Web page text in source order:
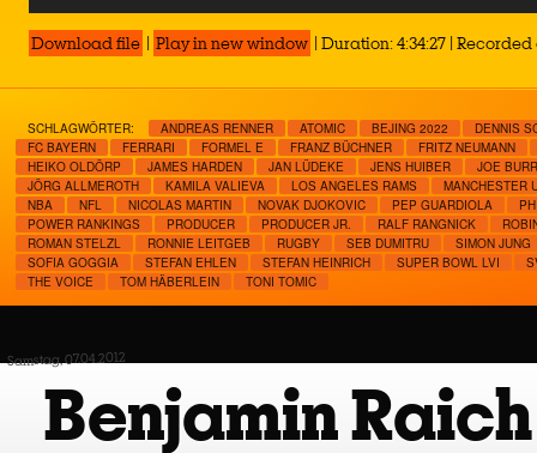
Download file | Play in new window | Duration: 4:34:27 | Recorded
SCHLAGWÖRTER: ANDREAS RENNER ATOMIC BEJING 2022
DENNIS
FC BAYERN
FERRARI FORMEL E FRANZ BÜCHNER
FRITZ NEUMANN
HEIKO OLDÖRP
JAMES HARDEN JAN LÜDEKE JENS HUIBER
JOE
JÖRG ALLMEROTH
KAMILA VALIEVA LOS ANGELES RAMS
MANCHESTER
NBA
NFL NICOLAS MARTIN NOVAK DJOKOVIC PEP GUARDIOLA
POWER RANKINGS
PRODUCER PRODUCER JR. RALF RANGNICK
ROMAN STELZL
RONNIE LEITGEB RUGBY SEB DUMITRU
SIMON JUNG
SOFIA GOGGIA
STEFAN EHLEN STEFAN HEINRICH SUPER BOWL LVI
THE VOICE
TOM HÄBERLEIN TONI TOMIC
Samstag, 07.04.2012
Benjamin